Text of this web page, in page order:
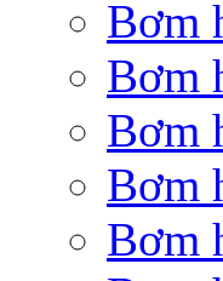
Bơm
Bơm
Bơm
Bơm
Bơm